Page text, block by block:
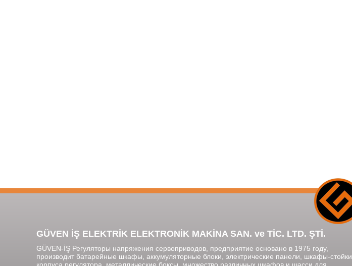
GÜVEN İŞ ELEKTRİK ELEKTRONİK MAKİNA SAN. ve TİC. LTD. ŞTİ.
GÜVEN-İŞ Регуляторы напряжения сервоприводов, предприятие основано в 1975 году,
производит батарейные шкафы, аккумуляторные блоки, электрические панели, шкафы-стойки,